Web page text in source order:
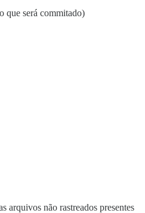
que será commitado)
arquivos não rastreados presentes